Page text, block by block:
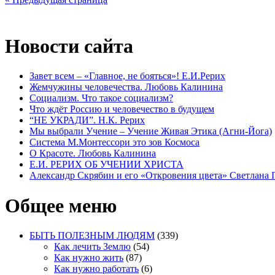
Новости сайта
Завет всем – «Главное, не бояться»! Е.И.Рерих
Жемчужины человечества. Любовь Калинина
Социализм. Что такое социализм?
Что ждёт Россию и человечество в будущем
“НЕ УКРАДИ”. Н.К. Рерих
Мы выбрали Учение – Учение Живая Этика (Агни-Йога)
Система М.Монтессори это зов Космоса
О Красоте. Любовь Калинина
Е.И. РЕРИХ ОБ УЧЕНИИ ХРИСТА
Александр Скрябин и его «Откровения цвета» Светлана
Общее меню
БЫТЬ ПОЛЕЗНЫМ ЛЮДЯМ (339)
Как лечить Землю (54)
Как нужно жить (87)
Как нужно работать (6)